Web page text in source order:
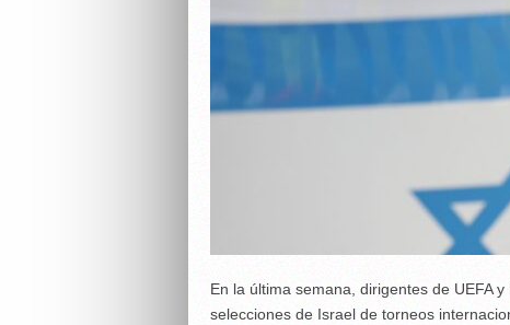
En la última semana, dirigentes de UEFA
selecciones de Israel de torneos